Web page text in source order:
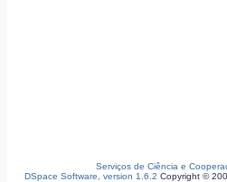
Serviços de Ciência e
DSpace Software, version 1.6.2 Copyright ©